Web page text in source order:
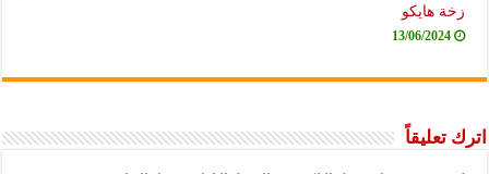
زخة هايكو
13/06/2024
اترك تعليقاً